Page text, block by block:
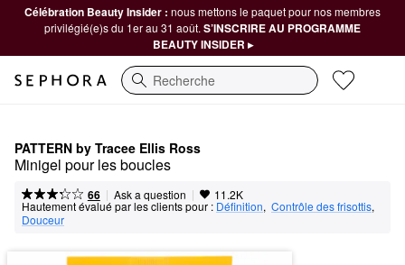
Célébration Beauty Insider : nous mettons le paquet pour nos membres
privilégié(e)s du 1er au 31 août. S’INSCRIRE AU PROGRAMME
BEAUTY INSIDER ▸
Recherche
PATTERN by Tracee Ellis Ross
Minigel pour les boucles
66 | Ask a question | 11.2K
Hautement évalué par les clients pour : Définition, Contrôle des frisottis,
Douceur